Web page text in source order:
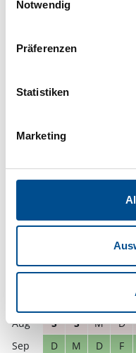
Notwendig
Präferenzen
Statistiken
Marketing
Anreisetag im
Reisedauer
Hausbeschreibung und/
frei belegt
S
S M D
D
M D F